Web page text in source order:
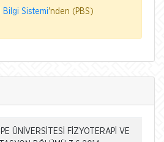
Bilgi Sistemi'nden (PBS)
ÜNİVERSİTESİ FİZYOTERAPİ VE